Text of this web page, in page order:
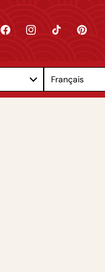
FacebookInstagramTikTok Pinterest
Français